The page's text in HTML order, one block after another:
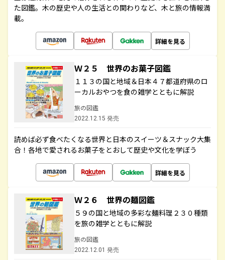
た図鑑。木の歴史や人の生活との関わりなど、木と旅の情報満
載。
詳細を見る
Ｗ２５ 世界のお菓子図鑑
１１３の国と地域＆日本４７都道府県のロ
ーカルおやつを食の雑学とともに解説
旅の図鑑
2022.12.15 発売
読めば必ず食べたくなる世界と日本のスイーツ＆スナック大集
合！各地で愛されるお菓子をとおして歴史や文化を学ぼう
詳細を見る
Ｗ２６ 世界の麺図鑑
５９の国と地域の多彩な麺料理２３０種類
を旅の雑学とともに解説
旅の図鑑
2022.12.01 発売